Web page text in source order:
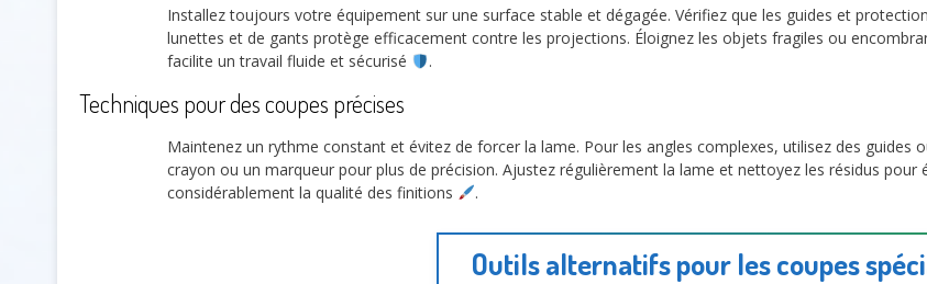
Installez toujours votre équipement sur une surface stable et dégagée. Vérifiez que les guides et
lunettes et de gants protège efficacement contre les projections. Éloignez les objets fragiles ou
facilite un travail fluide et sécurisé
.
Techniques pour des coupes précises
Maintenez un rythme constant et évitez de forcer la lame. Pour les angles complexes, utilisez des guides
crayon ou un marqueur pour plus de précision. Ajustez régulièrement la lame et nettoyez les résidus
considérablement la qualité des finitions
.
Outils alternatifs pour les coupes